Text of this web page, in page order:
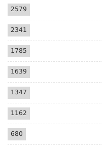
2579
2341
1785
1639
1347
1162
680